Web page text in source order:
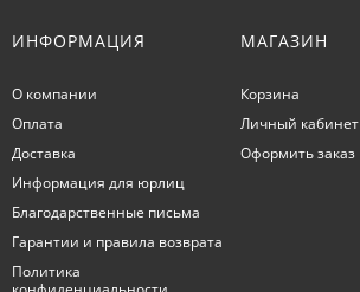
ИНФОРМАЦИЯ
О компании
Оплата
Доставка
Информация для юрлиц
Благодарственные письма
Гарантии и правила возврата
Политика
МАГАЗИН
Корзина
Личный кабинет
Оформить заказ